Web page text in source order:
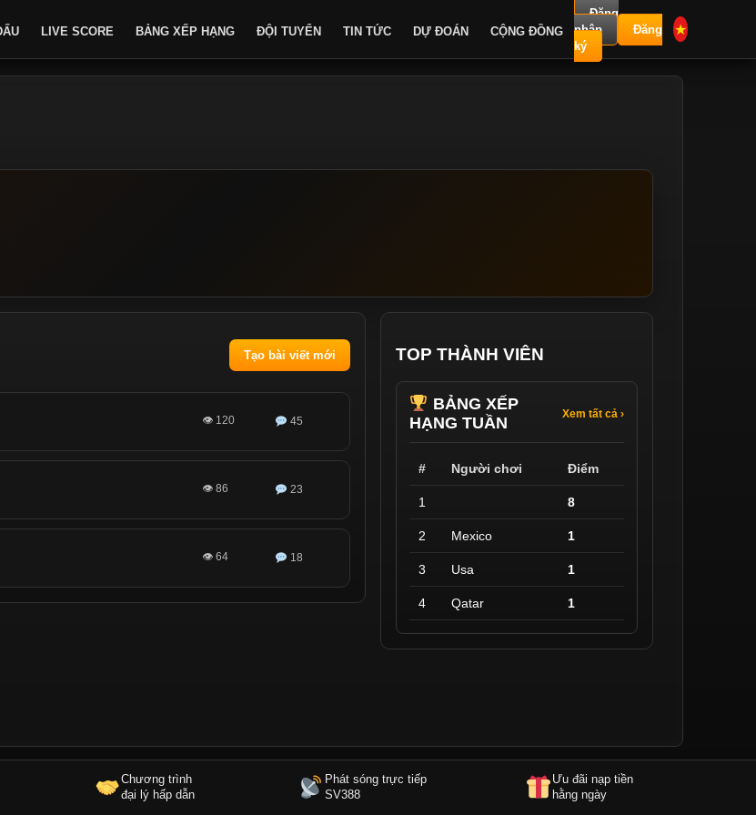
LIVE SCORE BẢNG XẾP HẠNG ĐỘI TUYỂN TIN TỨC DỰ ĐOÁN CỘNG ĐỒNG
Đăng
nhập
Đăng
ký
★
Tạo bài viết mới
👁 120 45
👁 86 23
👁 64 18
TOP THÀNH VIÊN
BẢNG XẾP
HẠNG TUẦN
Xem tất cả ›
# Người chơi Điểm
1 8
2 Mexico 1
3 Usa 1
4 Qatar 1
Chương trình
đại lý hấp dẫn
Phát sóng trực tiếp
SV388
Ưu đãi nạp tiền
hằng ngày